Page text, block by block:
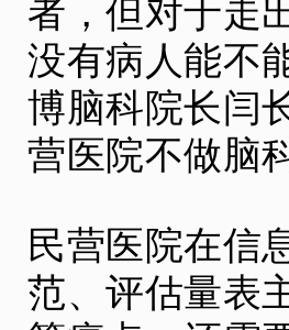
者，但对于走
没有病人能不
博脑科院长闫
营医院不做脑
民营医院在信
范、评估量表